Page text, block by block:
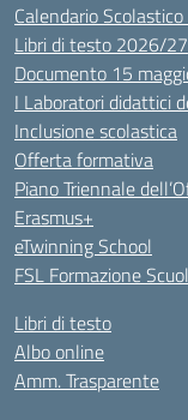
Calendario
Libri di testo 2026/27
Documento 15
I Laboratori didattici
Inclusione scolastica
Offerta formativa
Piano Triennale
Erasmus+
eTwinning School
FSL Formazione
Libri di testo
Albo online
Amm. Trasparente